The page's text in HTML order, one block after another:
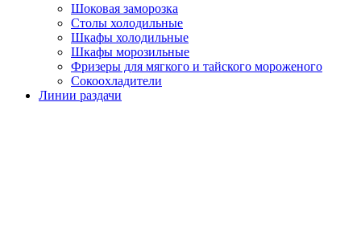
Шоковая заморозка
Столы холодильные
Шкафы холодильные
Шкафы морозильные
Фризеры для мягкого и тайского мороженого
Сокоохладители
Линии раздачи